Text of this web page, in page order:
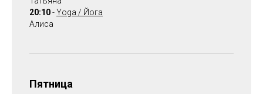
20:10-Yoga / Йога
Алиса
Пятница